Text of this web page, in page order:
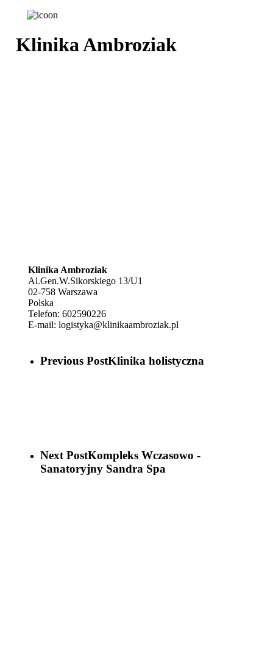
Klinika Ambroziak
Klinika Ambroziak
Al.Gen.W.Sikorskiego 13/U1
02-758 Warszawa
Polska
Telefon: 602590226
E-mail: logistyka@klinikaambroziak.pl
Previous PostKlinika holistyczna
Next PostKompleks Wczasowo -
Sanatoryjny Sandra Spa